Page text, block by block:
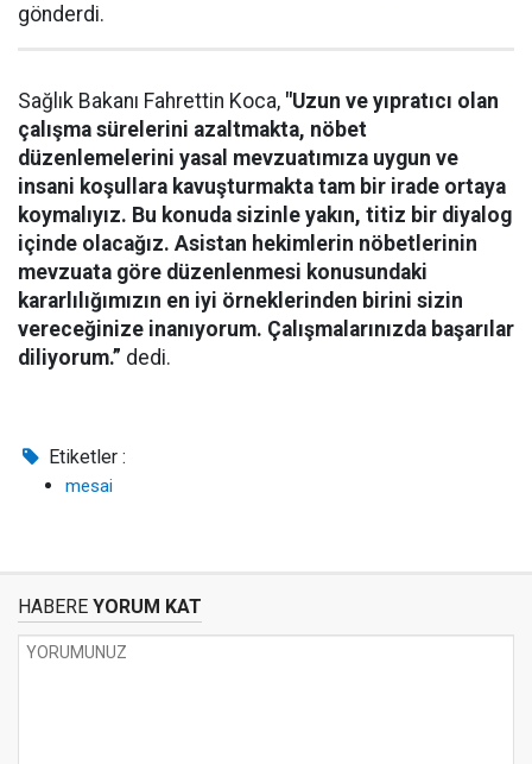
gönderdi.
Sağlık Bakanı Fahrettin Koca, "Uzun ve yıpratıcı olan
çalışma sürelerini azaltmakta, nöbet
düzenlemelerini yasal mevzuatımıza uygun ve
insani koşullara kavuşturmakta tam bir irade ortaya
koymalıyız. Bu konuda sizinle yakın, titiz bir diyalog
içinde olacağız. Asistan hekimlerin nöbetlerinin
mevzuata göre düzenlenmesi konusundaki
kararlılığımızın en iyi örneklerinden birini sizin
vereceğinize inanıyorum. Çalışmalarınızda başarılar
diliyorum.” dedi.
Etiketler :
mesai
HABERE YORUM KAT